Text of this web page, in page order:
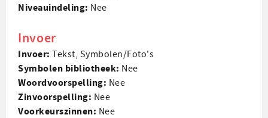
Niveau­indeling: Nee
Invoer
Invoer: Tekst, Symbolen/Foto's
Symbolen bibliotheek: Nee
Woord­voorspelling: Nee
Zin­voorspelling: Nee
Voorkeurs­zinnen: Nee